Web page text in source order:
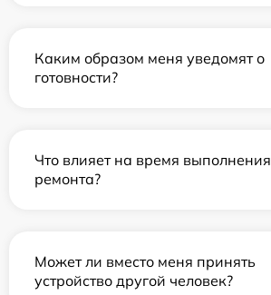
Каким образом меня уведомят о
готовности?
Что влияет на время выполнения
ремонта?
Может ли вместо меня принять
устройство другой человек?